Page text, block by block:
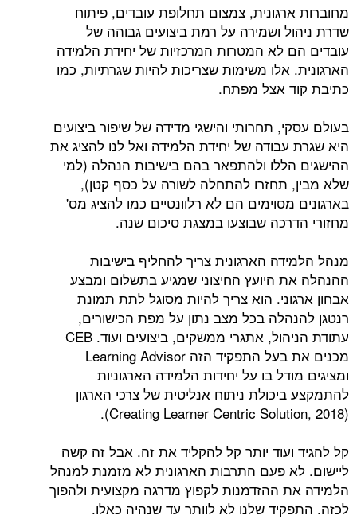
מחוברות ארגונית, צמצום תחלופת עובדים, פיתוח
שדרת ניהול ושמירה על רמת ביצועים גבוהה של
עובדים הם לא המטרות המרכזיות של יחידת הלמידה
הארגונית. אלו משימות שצריכות להיות שגרתיות, כמו
כתיבת קוד אצל מפתח.
בעולם עסקי, תחרותי והישגי מדידה של שיפור ביצועים
היא שגרת עבודה של יחידת הלמידה ואל לנו להציג את
ההישגים הללו ולהתפאר בהם בישיבות הנהלה (למי
שלא מבין, תחזרו להתחלה לשורה על כסף קטן),
בארגונים מסוימים הם לא רלוונטיים כמו להציג מס'
מחזורי הדרכה שבוצעו במצגת סיכום שנה.
מנהל הלמידה הארגונית צריך להחליף בישיבות
ההנהלה את היועץ החיצוני שמגיע בתשלום ומבצע
אבחון ארגוני. הוא צריך להיות מסוגל לתת תמונת
רנטגן להנהלה בכל מצב נתון על מפת הכישורים,
עתודת הניהול, אתגרי ממשקים, ביצועים ועוד. CEB
מכנים את בעל התפקיד הזה Learning Advisor
ומציגים מודל בו על יחידות הלמידה הארגוניות
להתמקצע ביכולת ניתוח אנליטית של צרכי הארגון
(Creating Learner Centric Solution, 2018).
קל להגיד ועוד יותר קל להקליד את זה. אבל זה קשה
ליישום. לא פעם התרבות הארגונית לא מזמנת למנהל
הלמידה את ההזדמנות לקפוץ מדרגה מקצועית ולהפוך
לכזה. התפקיד שלנו לא לוותר עד שנהיה כאלו.